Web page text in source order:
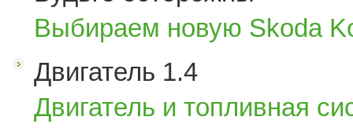
Выбираем новую Skoda
Двигатель 1.4
Двигатель и топливная